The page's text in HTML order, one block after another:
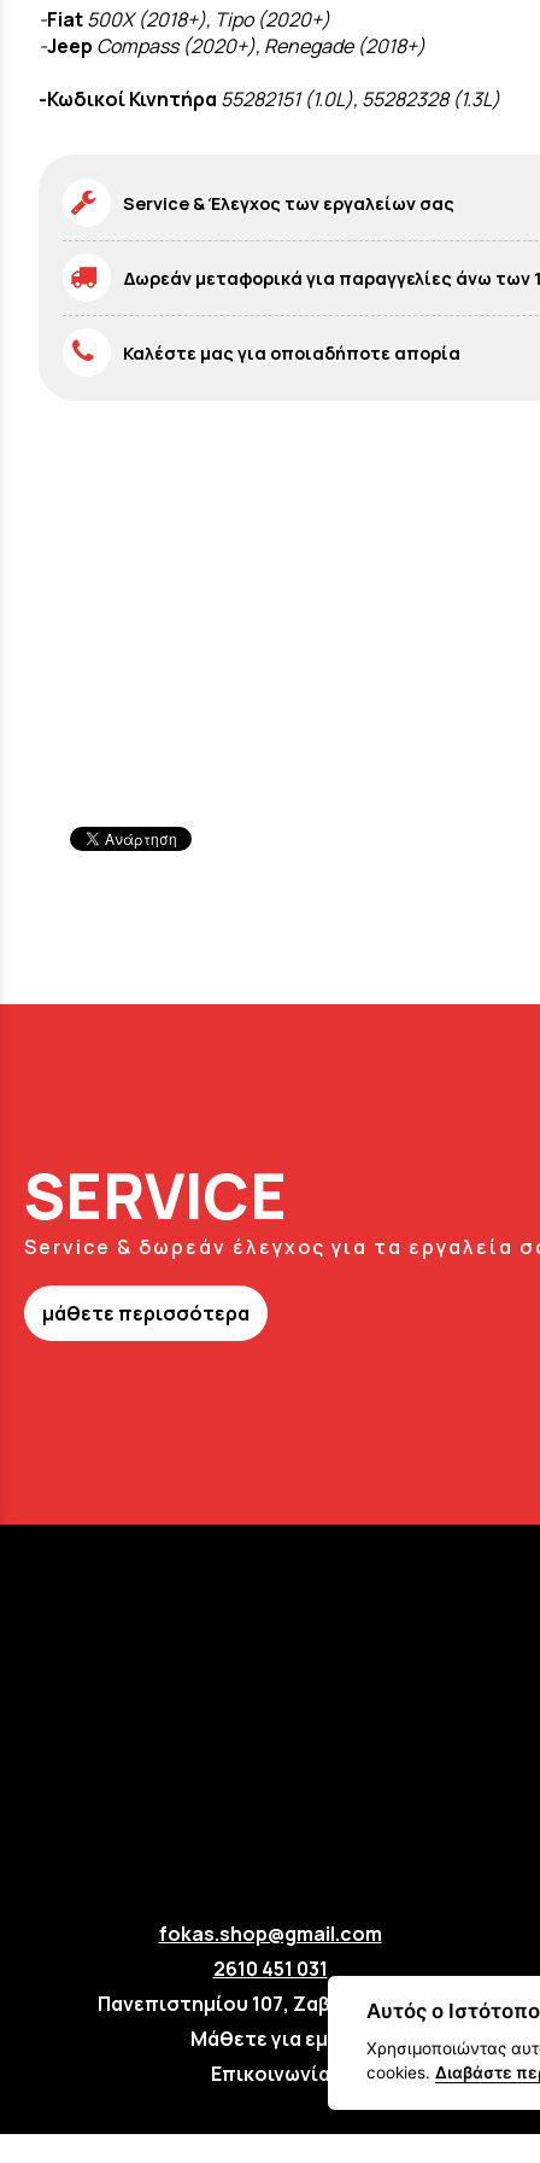
-Fiat500X (2018+), Tipo (2020+)
-Jeep Compass (2020+), Renegade (2018+)
-Κωδικοί Κινητήρα 55282151 (1.0L), 55282328 (1.3L)
Service & Έλεγχος των εργαλείων σας
Δωρεάν μεταφορικά για παραγγελίες άνω των
Καλέστε μας για οποιαδήποτε απορία
SERVICE
Service & δωρεάν έλεγχος για τα εργαλεία
μάθετε περισσότερα
fokas.shop@gmail.com
2610 451 031
Πανεπιστημίου 107, Ζαβλάνι, Πάτρα
Μάθετε για εμάς
Επικοινωνία
Αυτός ο
Χρησιμοποιώντας
cookies. Διαβάστε